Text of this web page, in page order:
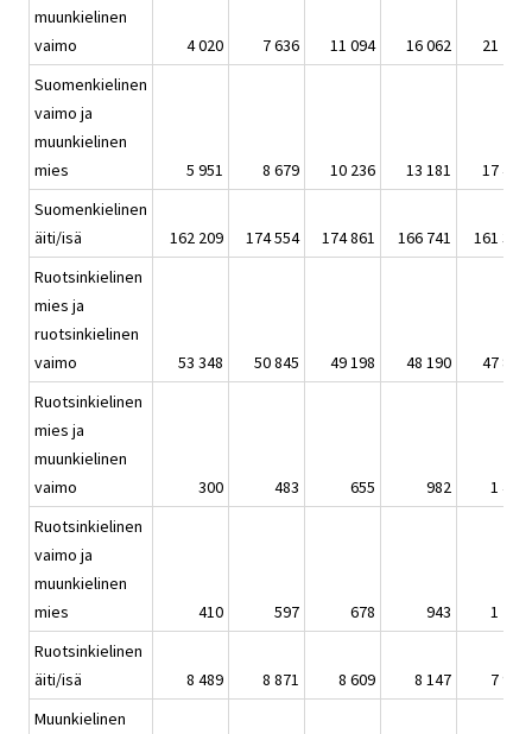
muunkielinen
vaimo
4 020 7 636 11 094 16 062
21 772
Suomenkielinen
vaimo ja
muunkielinen
mies
5 951 8 679 10 236 13 181
17 441
Suomenkielinen
äiti/isä
162 209 174 554 174 861 166 741
161 302
Ruotsinkielinen
mies ja
ruotsinkielinen
vaimo
53 348 50 845 49 198 48 190
47 881
Ruotsinkielinen
mies ja
muunkielinen
vaimo
300 483 655 982
1 434
Ruotsinkielinen
vaimo ja
muunkielinen
mies
410 597 678 943
1 261
Ruotsinkielinen
äiti/isä
8 489 8 871 8 609 8 147
7 953
Muunkielinen